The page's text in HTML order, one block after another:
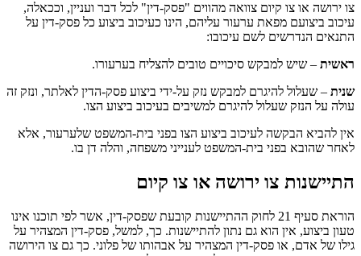
צו ירושה או צו קיום צוואה מהווים "פסק-דין" לכל דבר ועניין, וככאלה,
עיכוב ביצועם מפאת ערעור עליהם, הינו כעיכוב ביצוע כל פסק-דין על
התנאים הנדרשים לשם עיכובו:
ראשית – שיש למבקש סיכויים טובים להצליח בערעורו.
שנית – שעלול להיגרם למבקש נזק על-ידי ביצוע פסק-הדין לאלתר, ונזק זה
עולה על הנזק שעלול להיגרם למשיבים בעיכוב ביצוע הצו.
אין להביא הבקשה לעיכוב ביצוע הצו בפני בית-המשפט שלערעור, אלא
לאחר שהובא בפני בית-המשפט לענייני משפחה, והלה דן בו.
התיישנות צו ירושה או צו קיום
הוראת סעיף 21 לחוק ההתיישנות קובעת שפסק-דין, אשר לפי תוכנו אינו
טעון ביצוע, אין הוא גם נתון להתיישנות. כך, למשל, פסק-דין המצהיר על
גילו של אדם, או פסק-דין המצהיר על אבהותו של פלוני. כך גם צו הירושה